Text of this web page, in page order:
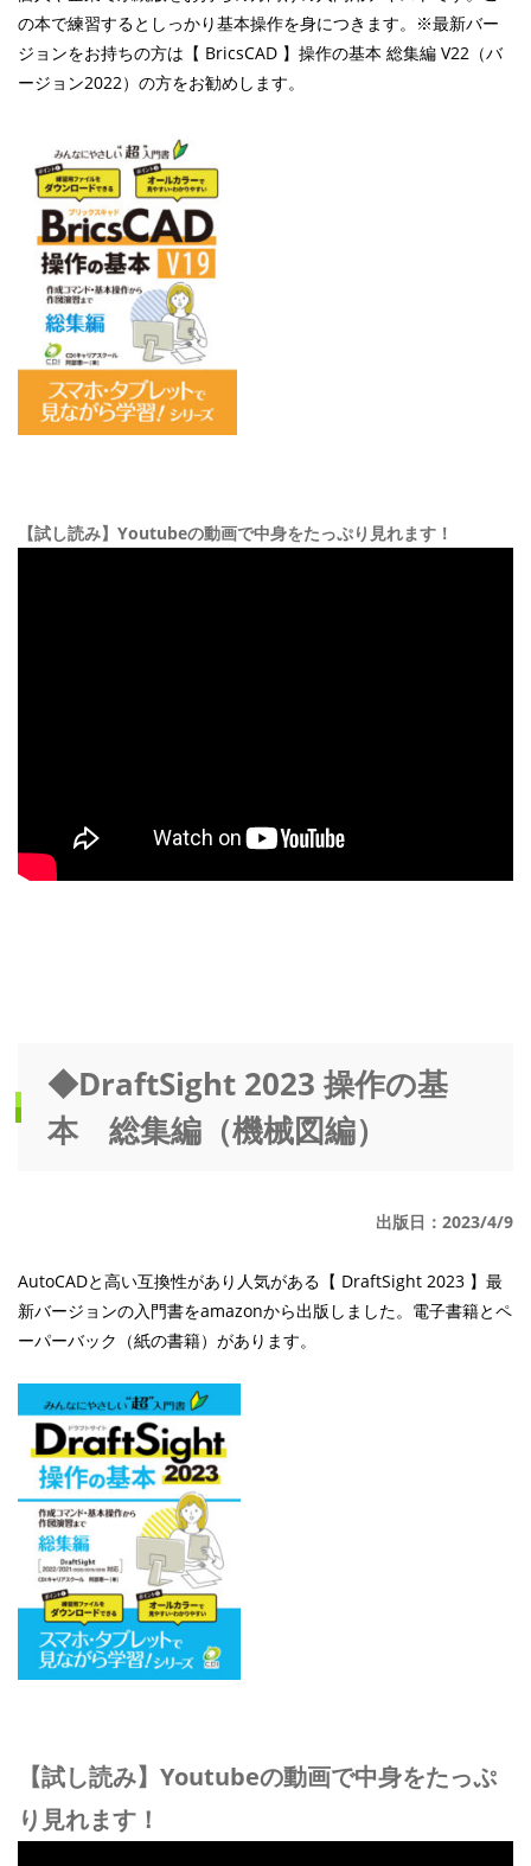
の本で練習するとしっかり基本操作を身につきます。※最新バー
ジョンをお持ちの方は【 BricsCAD 】操作の基本 総集編 V22（バ
ージョン2022）の方をお勧めします。
【試し読み】Youtubeの動画で中身をたっぷり見れます！
◆DraftSight 2023 操作の基
本 総集編（機械図編）
出版日：2023/4/9
AutoCADと高い互換性があり人気がある【 DraftSight 2023 】最
新バージョンの入門書をamazonから出版しました。電子書籍とペ
ーパーバック（紙の書籍）があります。
【試し読み】Youtubeの動画で中身をたっぷ
り見れます！